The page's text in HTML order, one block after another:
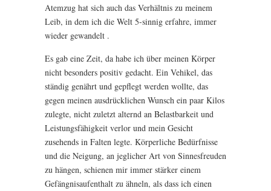
Atemzug hat sich auch das Verhältnis zu meinem
Leib, in dem ich die Welt 5-sinnig erfahre, immer
wieder gewandelt .
Es gab eine Zeit, da habe ich über meinen Körper
nicht besonders positiv gedacht. Ein Vehikel, das
ständig genährt und gepflegt werden wollte, das
gegen meinen ausdrücklichen Wunsch ein paar Kilos
zulegte, nicht zuletzt alternd an Belastbarkeit und
Leistungsfähigkeit verlor und mein Gesicht
zusehends in Falten legte. Körperliche Bedürfnisse
und die Neigung, an jeglicher Art von Sinnesfreuden
zu hängen, schienen mir immer stärker einem
Gefängnisaufenthalt zu ähneln, als dass ich einen